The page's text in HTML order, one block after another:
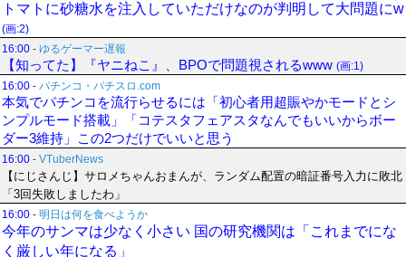
トマトに砂糖水を注入していただけなのが判明して大問題にw
(画:2)
16:00 - ゆるゲーマー遅報
【知ってた】『ヤニねこ』、BPOで問題視されるwww (画:1)
16:00 - パチンコ・パチスロ.com
本気でパチンコを流行らせるには「初心者用超賑やかモードとシ
ンプルモード搭載」「コテスタフェアスタなんでもいいからボー
ダー3維持」この2つだけでいいと思う
16:00 - VTuberNews
【にじさんじ】サロメちゃんおまんが、ランダム配置の暗証番号入力に敗北
「3回失敗しましたわ」
16:00 - 明日は何を食べようか
今年のサンマは少なく小さい 国の研究機関は「これまでにな
く厳しい年になる」